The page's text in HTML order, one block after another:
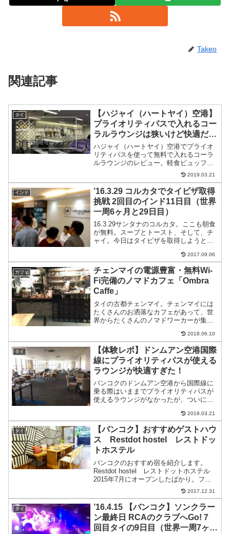
Takeo
関連記事
タイ
【ハジャイ（ハートヤイ）空港】
プライオリティパスで入れるコー
ラルラウンジは狭いけど快適だっ
た
ハジャイ（ハートヤイ）空港でプライオ
リティパスを使って無料で入れるコーラ
ルラウンジのレビュー。軽食ビュッフ
ェ・ビール有り。ペットボトルのミネラ
ルウォーター有り。wi-fi・電源も有り。
2019.03.21
インド
’16.3.29 コルカタでタイビザ取得
挑戦 2回目のインド11日目（世界
一周6ヶ月と29日目）
16.3.29サンタナのコルカタ。ここも朝食
が無料。スープとトースト、そして、チ
ャイ。今日はタイビザを取得しようとタ
で。80ルピー。タイ領事館に行ってビザ
を取りたいって伝えたらビザはここじゃ
ないって言われる...
2017.09.06
カフェ
チェンマイの電源豊富・無料Wi-
Fi完備のノマドカフェ「Ombra
Caffe」
タイの古都チェンマイ。チェンマイには
たくさんのお洒落なカフェがあって、世
界からたくさんのノマドワーカーが集ま
んどが高速Wi-Fi付き！電源も使えるカフ
ェもたくさんあるんです。チェンマイは
物価も安いし、ノマ...
2018.06.10
タイ
【体験レポ】ドンムアン空港国際
線にプライオリティパスが使える
ラウンジが快適すぎた！
バンコクのドンムアン空港から国際線に
乗る際はいままでプライオリティパスが
使えるラウンジがなかったが、ついに
プライオリティパスが使えるラウンジが
オープンしました！5/25に実際にラウン
ジに行ってきたので...
2019.03.21
タイ
【バンコク】おすすめゲストハウ
ス Restdot hostel レストドッ
トホステル
バンコクのおすすめ宿を紹介します。
Restdot hostel レストドットホステル
2015年7月にオープンしたばかり。フレ
ンドリーな二人のオーナーを中心にゲス
トみんなが仲良くなれる、そんなゲスト
ハウス。外へ飲みに誘われたり、ロビー
でみんな...
2017.12.31
タイ
’16.4.15 【バンコク】ソンクラー
ン最終日 RCAのクラブへGo!７
回目タイの9日目（世界一周7ヶ月